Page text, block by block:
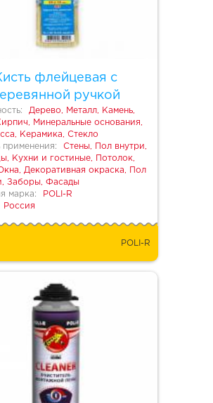
флейцевая с
ручкой
Дерево, Металл, Камень,
Минеральные основания,
Керамика, Стекло
применения:
Стены, Пол внутри,
Кухни и гостиные, Потолок,
Декоративная окраска, Пол
Заборы, Фасады
марка:
POLI-R
Россия
POLI-R